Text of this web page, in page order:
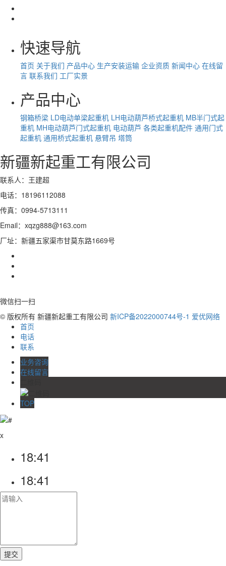
快速导航
首页 关于我们 产品中心 生产安装运输 企业资质 新闻中心 在线留
言 联系我们 工厂实景
产品中心
钢箱桥梁 LD电动单梁起重机 LH电动葫芦桥式起重机 MB半门式起
重机 MH电动葫芦门式起重机 电动葫芦 各类起重机配件 通用门式
起重机 通用桥式起重机 悬臂吊 塔筒
新疆新起重工有限公司
联系人：王建超
电话：18196112088
传真：0994-5713111
Email：xqzg888@163.com
厂址：新疆五家渠市甘莫东路1669号
微信扫一扫
© 版权所有 新疆新起重工有限公司 新ICP备2022000744号-1 爱优网络
首页
电话
联系
业务咨询
在线留言
TOP
x
18:41
18:41